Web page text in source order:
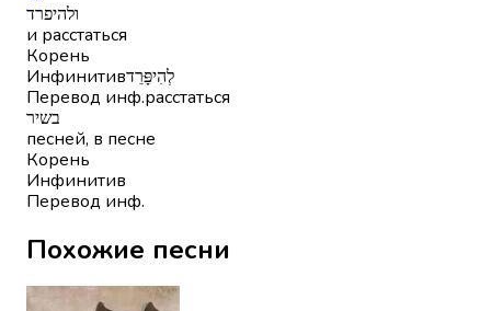
ולהיפרד
и расстаться
Корень
Инфинитивלְהִיפָּּרֵד
Перевод инф.расстаться
בשיר
песней, в песне
Корень
Инфинитив
Перевод инф.
Похожие песни